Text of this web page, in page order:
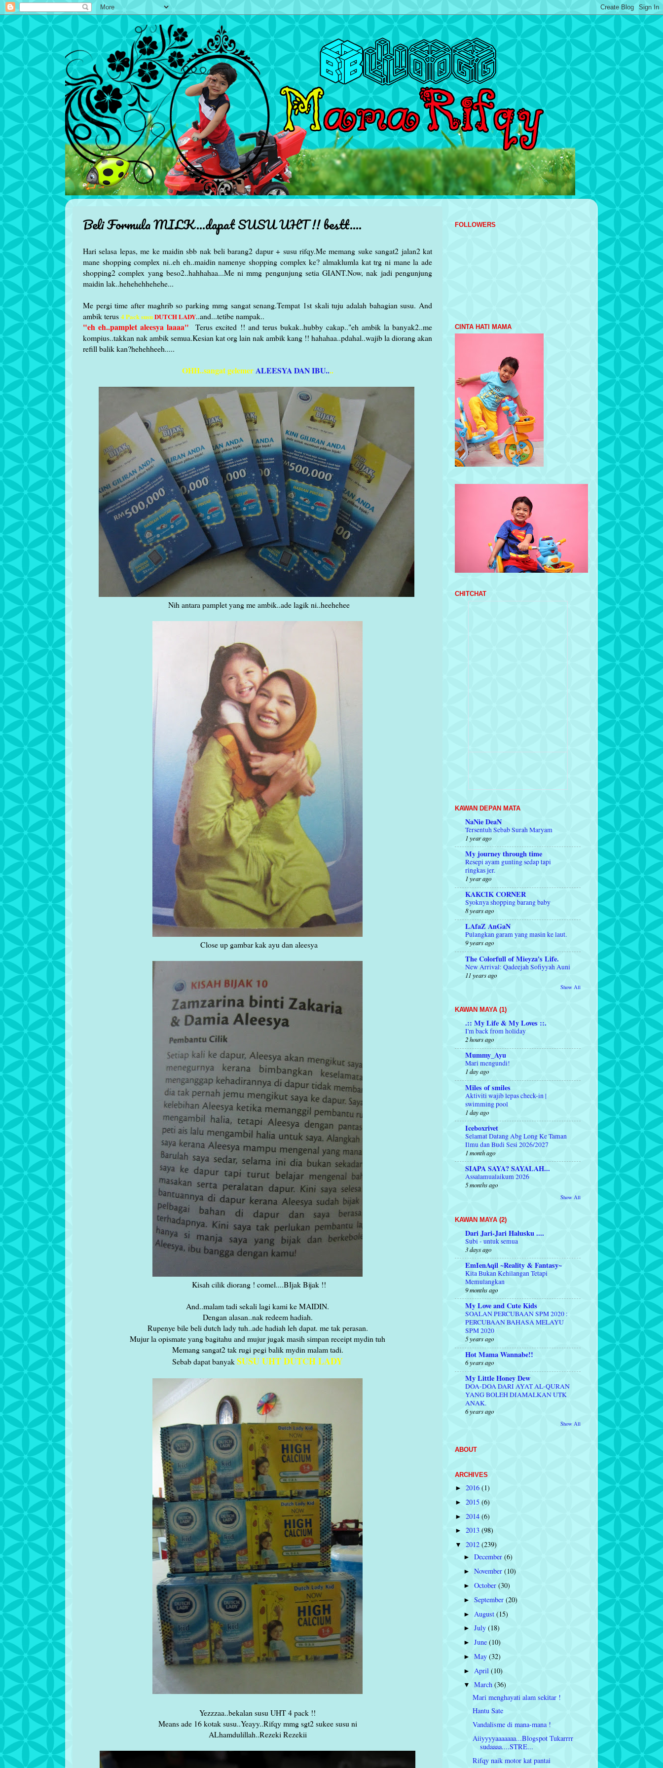
Beli Formula MILK...dapat SUSU UHT !! bestt....
Hari selasa lepas, me ke maidin sbb nak beli barang2 dapur + susu rifqy.Me memang suke sangat2 jalan2 kat
mane shopping complex ni..eh eh..maidin namenye shopping complex ke? almaklumla kat trg ni mane la ade
shopping2 complex yang beso2..hahhahaa...Me ni mmg pengunjung setia GIANT.Now, nak jadi pengunjung
maidin lak..hehehehhehehe...
Me pergi time after maghrib so parking mmg sangat senang.Tempat 1st skali tuju adalah bahagian susu. And
ambik terus 4 Pack susuDUTCH LADY..and...tetibe nampak..
"eh eh..pamplet aleesya laaaa" Terus excited !! and terus bukak..hubby cakap.."eh ambik la banyak2..me
kompius..takkan nak ambik semua.Kesian kat org lain nak ambik kang !! hahahaa..pdahal..wajib la diorang akan
refill balik kan?hehehheeh.....
OHH..sangat gelemerALEESYA DAN IBU....
Nih antara pamplet yang me ambik..ade lagik ni..heehehee
Close up gambar kak ayu dan aleesya
Kisah cilik diorang ! comel....BIjak Bijak !!
And..malam tadi sekali lagi kami ke MAIDIN.
Dengan alasan..nak redeem hadiah.
Rupenye bile beli dutch lady tuh..ade hadiah leh dapat. me tak perasan.
Mujur la opismate yang bagitahu and mujur jugak masih simpan receipt mydin tuh
Memang sangat2 tak rugi pegi balik mydin malam tadi.
Sebab dapat banyakSUSU UHT DUTCH LADY
Yezzzaa..bekalan susu UHT 4 pack !!
Means ade 16 kotak susu..Yeayy..Rifqy mmg sgt2 sukee susu ni
ALhamdulillah..Rezeki Rezekii
FOLLOWERS
CINTA HATI MAMA
CHITCHAT
KAWAN DEPAN MATA
NaNie DeaN
Tersentuh Sebab Surah Maryam
1 year ago
My journey through time
Resepi ayam gunting sedap tapi
ringkas jer.
1 year ago
KAKCIK CORNER
Syoknya shopping barang baby
8 years ago
LAfaZ AnGaN
Pulangkan garam yang masin ke laut.
9 years ago
The Colorfull of Mieyza's Life.
New Arrival: Qadeejah Sofiyyah Auni
11 years ago
Show All
KAWAN MAYA (1)
.:: My Life & My Loves ::.
I'm back from holiday
2 hours ago
Mummy_Ayu
Mari mengundi!
1 day ago
Miles of smiles
Aktiviti wajib lepas check-in |
swimming pool
1 day ago
Iceboxrivet
Selamat Datang Abg Long Ke Taman
Ilmu dan Budi Sesi 2026/2027
1 month ago
SIAPA SAYA? SAYALAH...
Assalamualaikum 2026
5 months ago
Show All
KAWAN MAYA (2)
Dari Jari-Jari Halusku ....
Subi - untuk semua
3 days ago
EmIenAqil ~Reality & Fantasy~
Kita Bukan Kehilangan Tetapi
Memulangkan
9 months ago
My Love and Cute Kids
SOALAN PERCUBAAN SPM 2020 :
PERCUBAAN BAHASA MELAYU
SPM 2020
5 years ago
Hot Mama Wannabe!!
6 years ago
My Little Honey Dew
DOA-DOA DARI AYAT AL-QURAN
YANG BOLEH DIAMALKAN UTK
ANAK.
6 years ago
Show All
ABOUT
ARCHIVES
► 2016 (1)
► 2015 (6)
► 2014 (6)
► 2013 (98)
▼ 2012 (239)
►December(6)
►November(10)
►October(30)
►September(20)
► August(15)
►July(18)
►June(10)
►May(32)
► April(10)
▼March(36)
Mari menghayati alam sekitar !
Hantu Sate
Vandalisme di mana-mana !
Aiiyyyyaaaaaaa...Blogspot Tukarrrr
sudaaaa....STRE...
Rifqy naik motor kat pantai